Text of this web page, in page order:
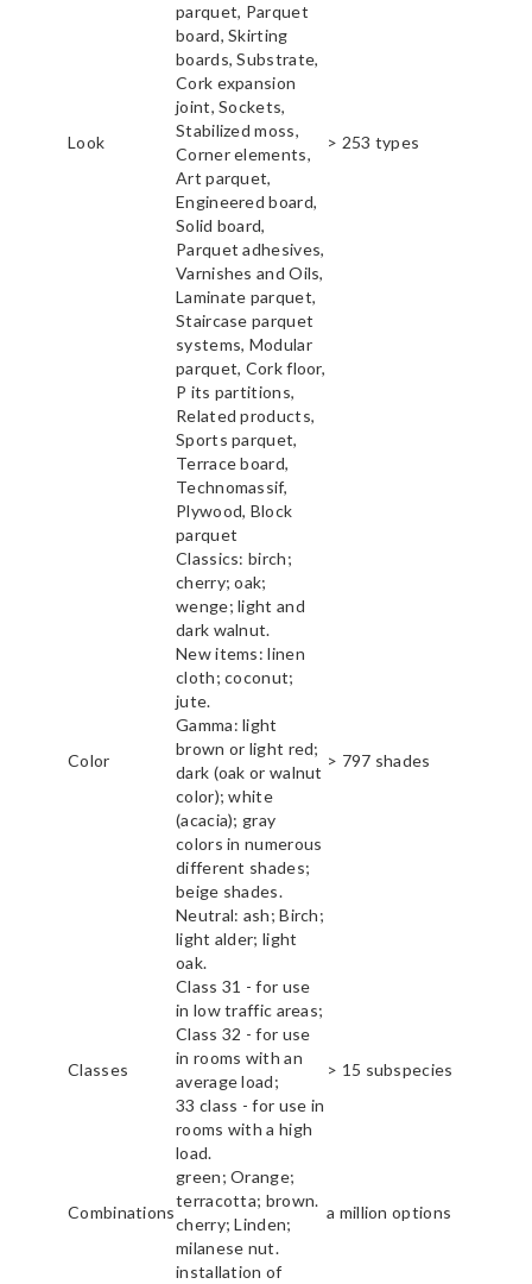
Look
parquet, Parquet
board, Skirting
boards, Substrate,
Cork expansion
joint, Sockets,
Stabilized moss,
Corner elements,
Art parquet,
Engineered board,
Solid board,
Parquet adhesives,
Varnishes and Oils,
Laminate parquet,
Staircase parquet
systems, Modular
parquet, Cork floor,
P its partitions,
Related products,
Sports parquet,
Terrace board,
Technomassif,
Plywood, Block
parquet
> 253 types
Color
Classics: birch;
cherry; oak;
wenge; light and
dark walnut.
New items: linen
cloth; coconut;
jute.
Gamma: light
brown or light red;
dark (oak or walnut
color); white
(acacia); gray
colors in numerous
different shades;
beige shades.
Neutral: ash; Birch;
light alder; light
oak.
> 797 shades
Classes
Class 31 - for use
in low traffic areas;
Class 32 - for use
in rooms with an
average load;
33 class - for use in
rooms with a high
load.
> 15 subspecies
Combinations
green; Orange;
terracotta; brown.
cherry; Linden;
milanese nut.
a million options
installation of